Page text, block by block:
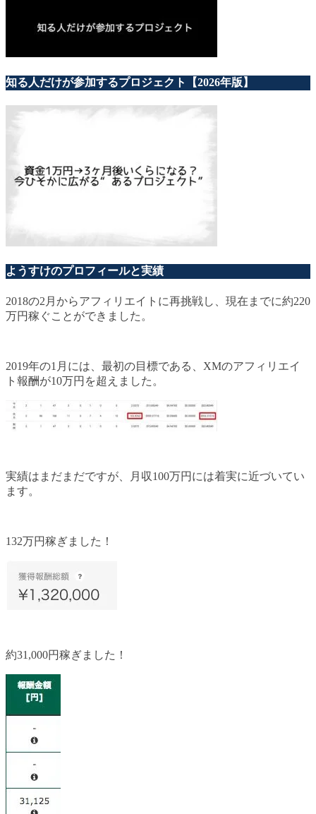
知る人だけが参加するプロジェクト【2026年版】
ようすけのプロフィールと実績
2018の2月からアフィリエイトに再挑戦し、現在までに約220
万円稼ぐことができました。
2019年の1月には、最初の目標である、XMのアフィリエイ
ト報酬が10万円を超えました。
実績はまだまだですが、月収100万円には着実に近づいてい
ます。
132万円稼ぎました！
約31,000円稼ぎました！